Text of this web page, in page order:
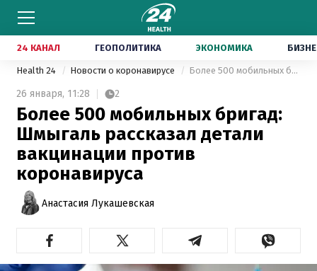
24 КАНАЛ ГЕОПОЛИТИКА ЭКОНОМИКА
Health 24 Новости о коронавирусе Более 500 мобильных бригад: Шмыгаль рассказал детали вакцинации против коронавируса
26 января, 11:28 2
Более 500 мобильных бригад:
Шмыгаль рассказал детали
вакцинации против
коронавируса
Анастасия Лукашевская